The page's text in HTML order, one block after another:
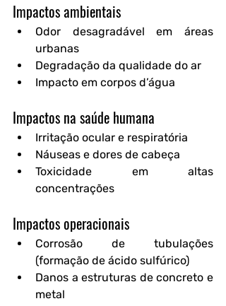
Impactos ambientais
Odor desagradável em áreas
urbanas
Degradação da qualidade do ar
Impacto em corpos d’água
Impactos na saúde humana
Irritação ocular e respiratória
Náuseas e dores de cabeça
Toxicidade em altas
concentrações
Impactos operacionais
Corrosão de tubulações
(formação de ácido sulfúrico)
Danos a estruturas de concreto e
metal